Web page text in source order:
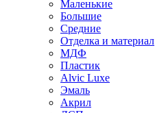
Маленькие
Большие
Средние
Отделка и материал
МДФ
Пластик
Alvic Luxe
Эмаль
Акрил